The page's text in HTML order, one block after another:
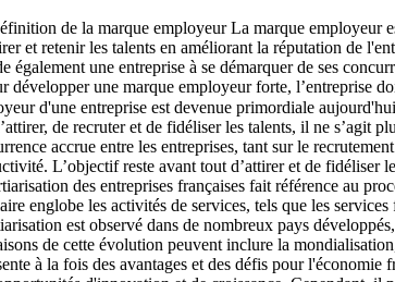
employeur. Les employeurs ont dû adapter leur image pour refléter leur réponse à la pandémie et leur engagement envers la santé et la sécurité de leurs employés. La RSE comme levier d’attractivité Les employés, en particulier les jeunes générations, sont de plus en plus conscients de l'impact social et environnemental de leur travail et y accordent une attention particulière lorsqu’il s’agit de choisir une entreprise aux valeurs similaires. Les employeurs doivent donc mettre en avant leur engagement en matière de responsabilité sociale de l'entreprise pour attirer et fidéliser des talents. Les générations Y et Z sensibles à la marque employeur Les jeunes générations ont des attentes différentes en matière de travail par rapport aux générations précédentes. Les employeurs doivent donc comprendre leurs attentes et adapter leur marque employeur en conséquence. Certes, les avantages financiers sont un levier puissant d’attractivité mais cette politique de rémunération est complexe à maintenir et généraliser sur le long terme. Les générations Y et Z attachent une grande importance à l'équilibre entre vie professionnelle et vie privée, aux possibilités de développement de carrière, à l'environnement de travail et à l'impact social de leur travail.Toutes ces raisons entraînent une concurrence accrue sur le marché du travail avec des demandeurs d’emploi aux exigences de plus en plus élevées et en quête de sens au travail. La concurrence pour les talents : la marque employeur, principal atout d'attractivité ? Avec la croissance de l'économie numérique, les employeurs doivent rivaliser avec une concurrence plus importante pour attirer et recruter des talents de qualité. Ils doivent se différencier en mettant en avant des avantages concurrentiels tels que la flexibilité au travail, les programmes de formation et de développement, les politiques de diversité et d'inclusion, et des avantages sociaux attractifs. La marque employeur est l'un des outils afin de répondre à ces problématiques de recrutement et fidélisation. ➡ Marque employeur et culture entreprise La culture d'entreprise représente l’ensemble des valeurs, croyances, pratiques, missions, visions et comportements partagés par les membres de l’entreprise. Incarnés par l’entreprise, elle englobe à la fois les normes de communication et d’interaction, les attitudes envers le travail, les politiques de gestion, les croyances et convictions ainsi que les traditions et rituels de l'entreprise. La culture d’entreprise impacte directement lar